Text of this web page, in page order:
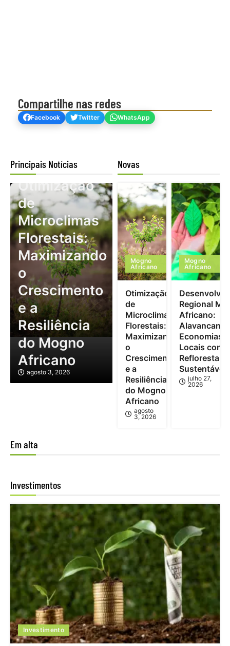
Compartilhe nas redes
Facebook Twitter WhatsApp
Principais Notícias
Mogno Africano
Otimização
de
Microclimas
Florestais:
Maximizando
o
Crescimento
e a
Resiliência
do Mogno
Africano
agosto 3, 2026
Novas
Mogno
Africano
Otimização
de
Microclimas
Florestais:
Maximizando
o
Crescimento
e a
Resiliência
do Mogno
Africano
agosto
3, 2026
Mogno
Africano
Regional
Africano:
Economias
Locais com
Sustentável
julho 27,
2026
Em alta
Investimentos
Investimento